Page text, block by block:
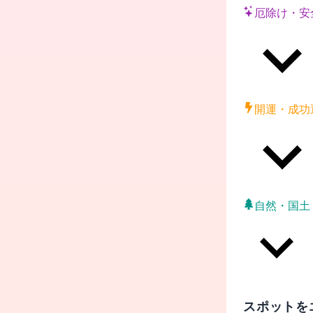
厄除け・安
開運・成功
自然・国土
スポット